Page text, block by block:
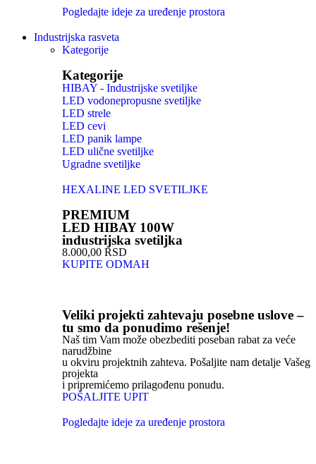
Pogledajte ideje za uređenje prostora
Industrijska rasveta
Kategorije
Kategorije
HIBAY - Industrijske svetiljke
LED vodonepropusne svetiljke
LED strele
LED cevi
LED panik lampe
LED ulične svetiljke
Ugradne svetiljke
HEXALINE LED SVETILJKE
PREMIUM
LED HIBAY 100W
industrijska svetiljka
8.000,00 RSD
KUPITE ODMAH
Veliki projekti zahtevaju posebne uslove –
tu smo da ponudimo rešenje!
Naš tim Vam može obezbediti poseban rabat za veće
narudžbine
u okviru projektnih zahteva. Pošaljite nam detalje Vašeg
projekta
i pripremićemo prilagođenu ponudu.
POŠALJITE UPIT
Pogledajte ideje za uređenje prostora